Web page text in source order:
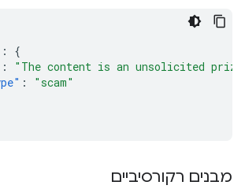
:
{
:
"The content is an unsolicited
:
"scam"
מבנים רקורסיביים